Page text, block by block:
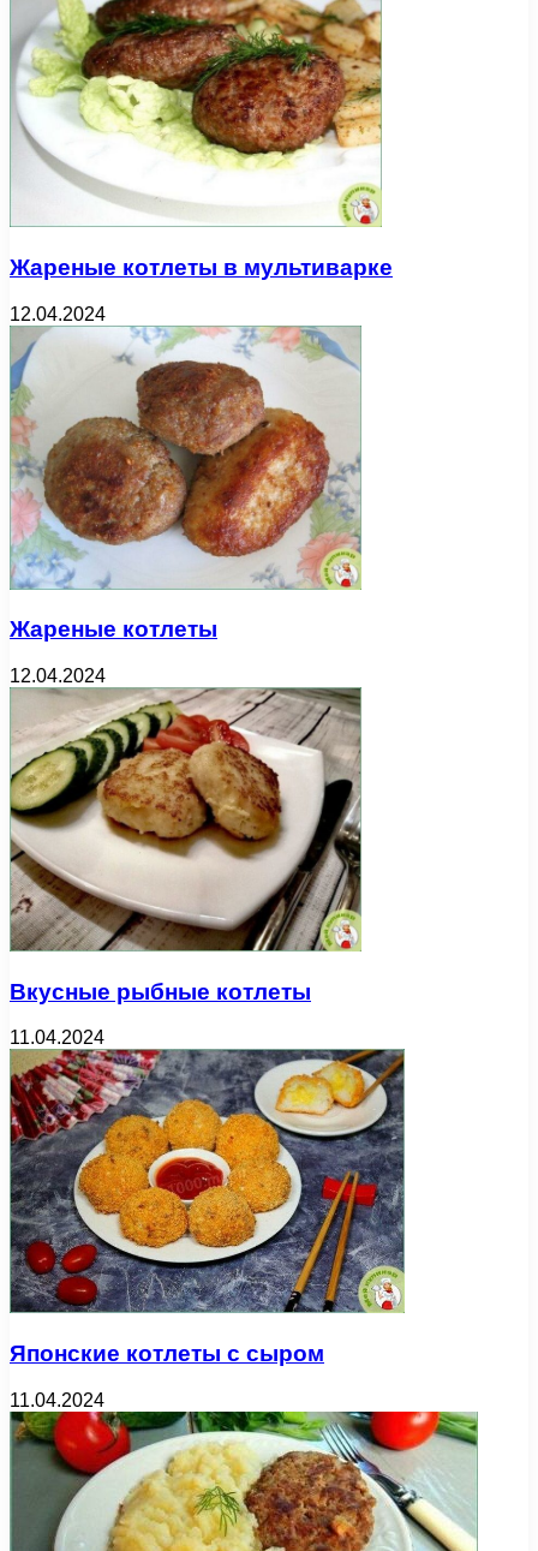
Жареные котлеты в мультиварке
12.04.2024
Жареные котлеты
12.04.2024
Вкусные рыбные котлеты
11.04.2024
Японские котлеты с сыром
11.04.2024